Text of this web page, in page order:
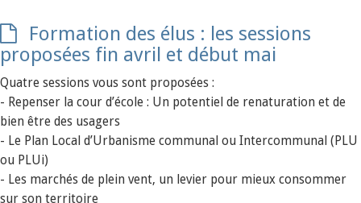
Formation des élus : les sessions
proposées fin avril et début mai
Quatre sessions vous sont proposées :
- Repenser la cour d’école : Un potentiel de renaturation et de
bien être des usagers
- Le Plan Local d’Urbanisme communal ou Intercommunal (PLU
ou PLUi)
- Les marchés de plein vent, un levier pour mieux consommer
sur son territoire